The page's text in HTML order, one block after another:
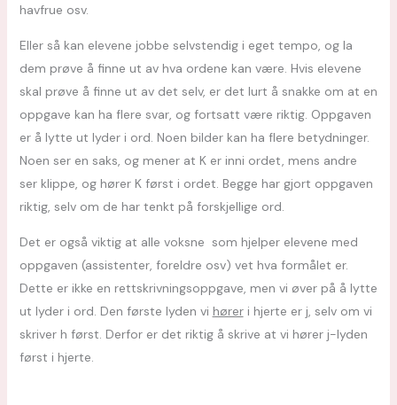
havfrue osv.
Eller så kan elevene jobbe selvstendig i eget tempo, og la
dem prøve å finne ut av hva ordene kan være. Hvis elevene
skal prøve å finne ut av det selv, er det lurt å snakke om at en
oppgave kan ha flere svar, og fortsatt være riktig. Oppgaven
er å lytte ut lyder i ord. Noen bilder kan ha flere betydninger.
Noen ser en saks, og mener at K er inni ordet, mens andre
ser klippe, og hører K først i ordet. Begge har gjort oppgaven
riktig, selv om de har tenkt på forskjellige ord.
Det er også viktig at alle voksne som hjelper elevene med
oppgaven (assistenter, foreldre osv) vet hva formålet er.
Dette er ikke en rettskrivningsoppgave, men vi øver på å lytte
ut lyder i ord. Den første lyden vi høreri hjerte er j, selv om vi
skriver h først. Derfor er det riktig å skrive at vi hører j-lyden
først i hjerte.